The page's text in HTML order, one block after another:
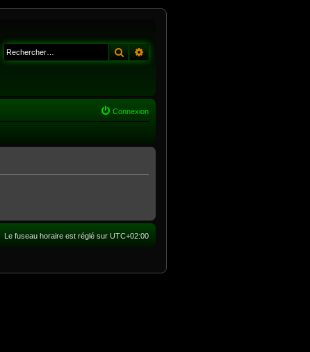
Rechercher
Connexion
Le fuseau horaire est réglé sur UTC+02:00